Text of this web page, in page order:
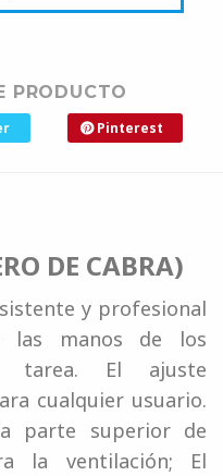
PRODUCTO
Pinterest
DE CABRA)
y profesional
las manos de los
tarea. El ajuste
cualquier usuario.
parte superior de
la ventilación; El